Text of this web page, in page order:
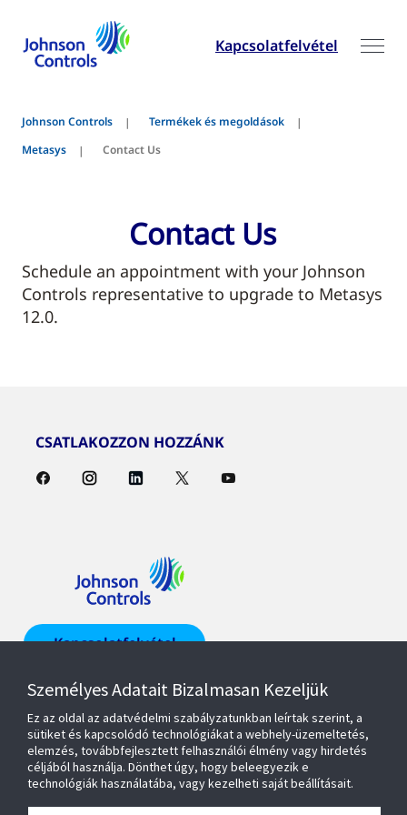
Kapcsolatfelvétel
Johnson Controls
Termékek és megoldások
Metasys
Contact Us
Contact Us
Schedule an appointment with your Johnson
Controls representative to upgrade to Metasys
12.0.
CSATLAKOZZON HOZZÁNK
Kapcsolatfelvétel
Keressen egy
képviselőt
Termékek és megoldások
Személyes Adatait Bizalmasan Kezeljük
Ez az oldal az adatvédelmi szabályzatunkban leírtak szerint, a
sütiket és kapcsolódó technológiákat a webhely-üzemeltetés,
elemzés, továbbfejlesztett felhasználói élmény vagy hirdetés
céljából használja. Dönthet úgy, hogy beleegyezik e
technológiák használatába, vagy kezelheti saját beállításait.